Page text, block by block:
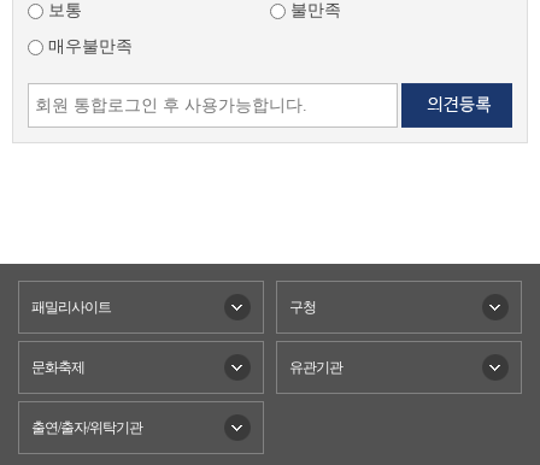
보통
불만족
매우불만족
패밀리사이트 구청
문화축제 유관기관
출연/출자/위탁기관